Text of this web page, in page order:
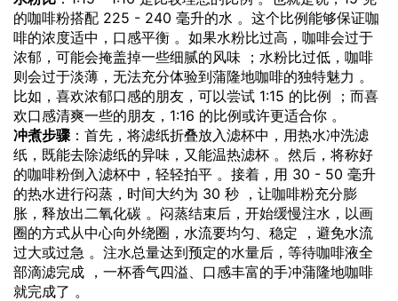
的咖啡粉搭配 225 - 240 毫升的水 。这个比例能够保证咖
啡的浓度适中，口感平衡 。如果水粉比过高，咖啡会过于
浓郁，可能会掩盖掉一些细腻的风味 ；水粉比过低，咖啡
则会过于淡薄，无法充分体验到蒲隆地咖啡的独特魅力 。
比如，喜欢浓郁口感的朋友，可以尝试 1:15 的比例 ；而喜
欢口感清爽一些的朋友，1:16 的比例或许更适合你 。
冲煮步骤 ：首先，将滤纸折叠放入滤杯中，用热水冲洗滤
纸，既能去除滤纸的异味，又能温热滤杯 。然后，将称好
的咖啡粉倒入滤杯中，轻轻拍平 。接着，用 30 - 50 毫升
的热水进行闷蒸，时间大约为 30 秒 ，让咖啡粉充分膨
胀，释放出二氧化碳 。闷蒸结束后，开始缓慢注水，以画
圈的方式从中心向外绕圈，水流要均匀、稳定 ，避免水流
过大或过急 。注水总量达到预定的水量后，等待咖啡液全
部滴滤完成 ，一杯香气四溢、口感丰富的手冲蒲隆地咖啡
就完成了 。